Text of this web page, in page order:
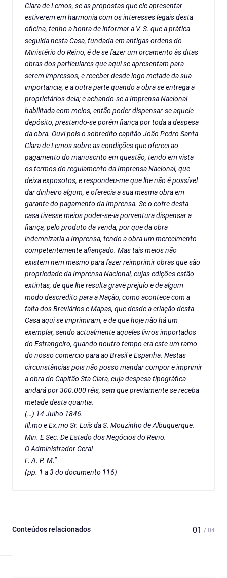
Clara de Lemos, se as propostas que ele apresentar
estiverem em harmonia com os interesses legais desta
oficina, tenho a honra de informar a V. S. que a prática
seguida nesta Casa, fundada em antigas ordens do
Ministério do Reino, é de se fazer um orçamento às ditas
obras dos particulares que aqui se apresentam para
serem impressos, e receber desde logo metade da sua
importancia, e a outra parte quando a obra se entrega a
proprietários dela; e achando-se a Imprensa Nacional
habilitada com meios, então poder dispensar-se aquele
depósito, prestando-se porém fiança por toda a despesa
da obra. Ouvi pois o sobredito capitão João Pedro Santa
Clara de Lemos sobre as condições que ofereci ao
pagamento do manuscrito em questão, tendo em vista
os termos do regulamento da Imprensa Nacional, que
deixa exposotos, e respondeu-me que lhe não é possível
dar dinheiro algum, e oferecia a sua mesma obra em
garante do pagamento da Imprensa. Se o cofre desta
casa tivesse meios poder-se-ia porventura dispensar a
fiança, pelo produto da venda, por que da obra
indemnizaria a Imprensa, tendo a obra um merecimento
competentemente afiançado. Mas tais meios não
existem nem mesmo para fazer reimprimir obras que são
propriedade da Imprensa Nacional, cujas edições estão
extintas, de que lhe resulta grave prejuío e de algum
modo descredito para a Nação, como acontece com a
falta dos Breviários e Mapas, que desde a criação desta
Casa aqui se imprimiram, e de que hoje não há um
exemplar, sendo actualmente aqueles livros importados
do Estrangeiro, quando noutro tempo era este um ramo
do nosso comercio para ao Brasil e Espanha. Nestas
circunstâncias pois não posso mandar compor e imprimir
a obra do Capitão Sta Clara, cuja despesa tipográfica
andará por 300.000 réis, sem que previamente se receba
metade desta quantia.
(…) 14 Julho 1846.
Ill.mo e Ex.mo Sr. Luís da S. Mouzinho de Albuquerque.
Min. E Sec. De Estado dos Negócios do Reino.
O Administrador Geral
F. A. P. M.”
(pp. 1 a 3 do documento 116)
Conteúdos relacionados 01 / 04